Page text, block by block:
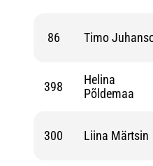
86 Timo
398
Helina
Põldemaa
300 Liina Märtsin